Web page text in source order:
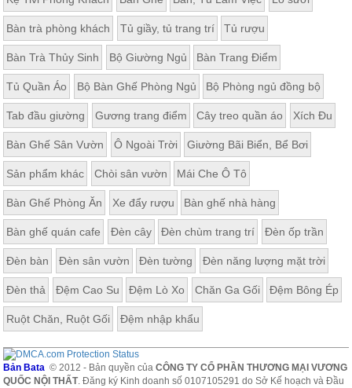
Bàn trà phòng khách Tủ giầy, tủ trang trí Tủ rượu
Bàn Trà Thủy Sinh Bộ Giường Ngủ Bàn Trang Điểm
Tủ Quần Áo Bộ Bàn Ghế Phòng Ngủ Bộ Phòng ngủ đồng bộ
Tab đầu giường Gương trang điểm Cây treo quần áo Xích Đu
Bàn Ghế Sân Vườn Ô Ngoài Trời Giường Bãi Biển, Bể Bơi
Sản phẩm khác Chòi sân vườn Mái Che Ô Tô
Bàn Ghế Phòng Ăn Xe đẩy rượu Bàn ghế nhà hàng
Bàn ghế quán cafe Đèn cây Đèn chùm trang trí Đèn ốp trần
Đèn bàn Đèn sân vườn Đèn tường Đèn năng lượng mặt trời
Đèn thả Đệm Cao Su Đệm Lò Xo Chăn Ga Gối Đệm Bông Ép
Ruột Chăn, Ruột Gối Đệm nhập khẩu
Bản Bata © 2012 - Bản quyền củaCÔNG TY CỔ PHẦN THƯƠNG MẠI VƯƠNG
QUỐC NỘI THẤT. Đăng ký Kinh doanh số 0107105291 do Sở Kế hoạch và Đầu